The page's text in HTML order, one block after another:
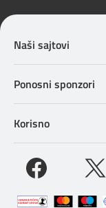
Naši sajtovi
Ponosni sponzori
Korisno